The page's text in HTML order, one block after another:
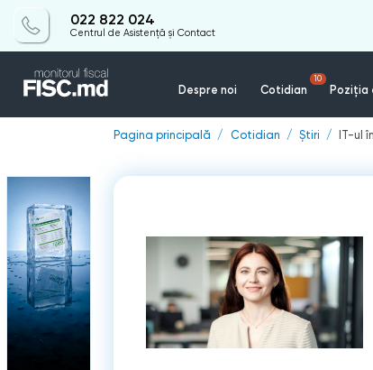
022 822 024
Centrul de Asistență și Contact
Despre noi Cotidian
10
Poziția
Pagina principală Cotidian Știri IT-ul